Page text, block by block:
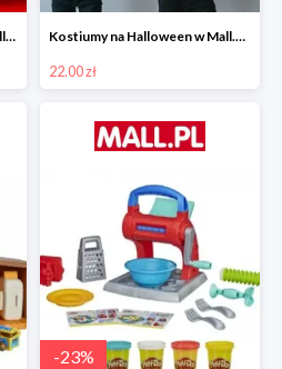
Wyprzedaż noworoczna w Mall.pl do -70% Kostiumy na Halloween w Mall.pl od 22 zł
22.00 zł
-23%